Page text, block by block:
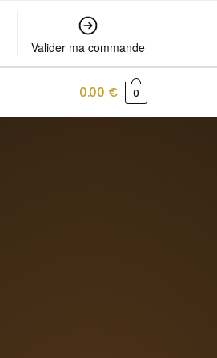
Valider ma commande
0.00 € 0